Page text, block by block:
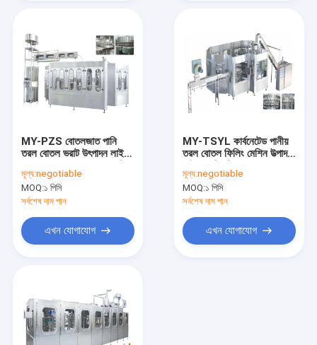
আমাদের সম্পর্কে
MY-PZS বোতলজাত পানি
তরল বোতল ভরাট উৎপাদন লাইন
14-32 মাথা
মূল্য:negotiable
MOQ:১ পিসি
সর্বশেষ দাম পান
এখন যোগাযোগ
MY-TSYL কার্বনেটেড পানীয়
তরল বোতল ফিলিং মেশিন উত্পাদন
10000 বোতল
মূল্য:negotiable
MOQ:১ পিসি
সর্বশেষ দাম পান
এখন যোগাযোগ